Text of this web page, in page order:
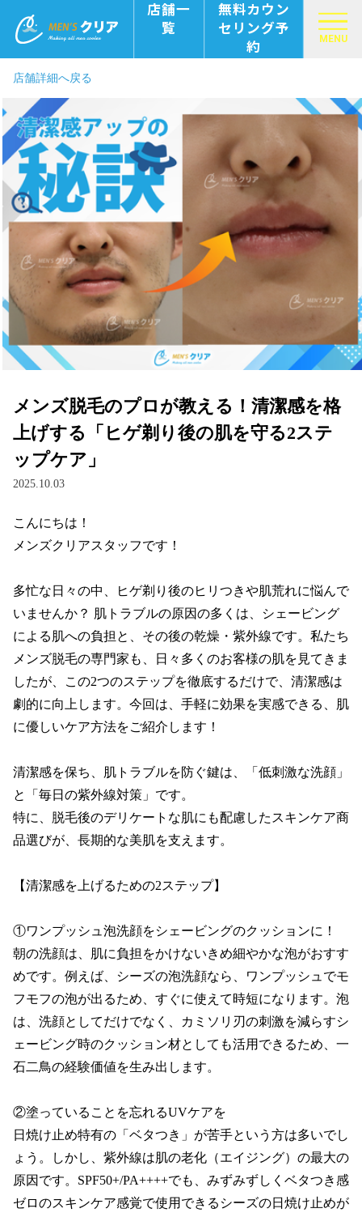
店舗一
覧
無料カウン
セリング予
約
MENU
店舗詳細へ戻る
メンズ脱毛のプロが教える！清潔感を格
上げする「ヒゲ剃り後の肌を守る2ステ
ップケア」
2025.10.03
こんにちは！
メンズクリアスタッフです！
多忙な日々の中、ヒゲ剃り後のヒリつきや肌荒れに悩んで
いませんか？ 肌トラブルの原因の多くは、シェービング
による肌への負担と、その後の乾燥・紫外線です。私たち
メンズ脱毛の専門家も、日々多くのお客様の肌を見てきま
したが、この2つのステップを徹底するだけで、清潔感は
劇的に向上します。今回は、手軽に効果を実感できる、肌
に優しいケア方法をご紹介します！
清潔感を保ち、肌トラブルを防ぐ鍵は、「低刺激な洗顔」
と「毎日の紫外線対策」です。
特に、脱毛後のデリケートな肌にも配慮したスキンケア商
品選びが、長期的な美肌を支えます。
【清潔感を上げるための2ステップ】
①ワンプッシュ泡洗顔をシェービングのクッションに！
朝の洗顔は、肌に負担をかけないきめ細やかな泡がおすす
めです。例えば、シーズの泡洗顔なら、ワンプッシュでモ
フモフの泡が出るため、すぐに使えて時短になります。泡
は、洗顔としてだけでなく、カミソリ刃の刺激を減らすシ
ェービング時のクッション材としても活用できるため、一
石二鳥の経験価値を生み出します。
②塗っていることを忘れるUVケアを
日焼け止め特有の「ベタつき」が苦手という方は多いでし
ょう。しかし、紫外線は肌の老化（エイジング）の最大の
原因です。SPF50+/PA++++でも、みずみずしくベタつき感
ゼロのスキンケア感覚で使用できるシーズの日焼け止めが